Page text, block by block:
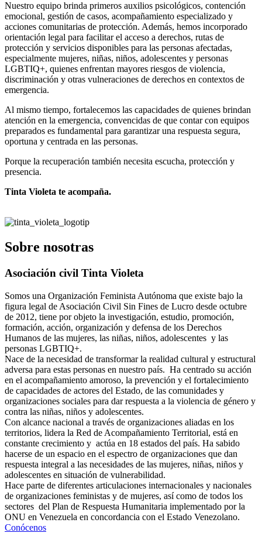
Nuestro equipo brinda primeros auxilios psicológicos, contención
emocional, gestión de casos, acompañamiento especializado y
acciones comunitarias de protección. Además, hemos incorporado
orientación legal para facilitar el acceso a derechos, rutas de
protección y servicios disponibles para las personas afectadas,
especialmente mujeres, niñas, niños, adolescentes y personas
LGBTIQ+, quienes enfrentan mayores riesgos de violencia,
discriminación y otras vulneraciones de derechos en contextos de
emergencia.
Al mismo tiempo, fortalecemos las capacidades de quienes brindan
atención en la emergencia, convencidas de que contar con equipos
preparados es fundamental para garantizar una respuesta segura,
oportuna y centrada en las personas.
Porque la recuperación también necesita escucha, protección y
presencia.
Tinta Violeta te acompaña.
Sobre nosotras
Asociación civil Tinta Violeta
Somos una Organización Feminista Autónoma que existe bajo la
figura legal de Asociación Civil Sin Fines de Lucro desde octubre
de 2012, tiene por objeto la investigación, estudio, promoción,
formación, acción, organización y defensa de los Derechos
Humanos de las mujeres, las niñas, niños, adolescentes y las
personas LGBTIQ+.
Nace de la necesidad de transformar la realidad cultural y estructural
adversa para estas personas en nuestro país. Ha centrado su acción
en el acompañamiento amoroso, la prevención y el fortalecimiento
de capacidades de actores del Estado, de las comunidades y
organizaciones sociales para dar respuesta a la violencia de género y
contra las niñas, niños y adolescentes.
Con alcance nacional a través de organizaciones aliadas en los
territorios, lidera la Red de Acompañamiento Territorial, está en
constante crecimiento y actúa en 18 estados del país. Ha sabido
hacerse de un espacio en el espectro de organizaciones que dan
respuesta integral a las necesidades de las mujeres, niñas, niños y
adolescentes en situación de vulnerabilidad.
Hace parte de diferentes articulaciones internacionales y nacionales
de organizaciones feministas y de mujeres, así como de todos los
sectores del Plan de Respuesta Humanitaria implementado por la
ONU en Venezuela en concordancia con el Estado Venezolano.
Conócenos